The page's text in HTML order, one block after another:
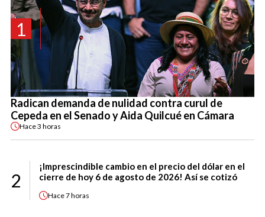
1
Radican demanda de nulidad contra curul de
Cepeda en el Senado y Aida Quilcué en Cámara
Hace3 horas
2
¡Imprescindible cambio en el precio del dólar en el
cierre de hoy 6 de agosto de 2026! Así se cotizó
Hace7 horas